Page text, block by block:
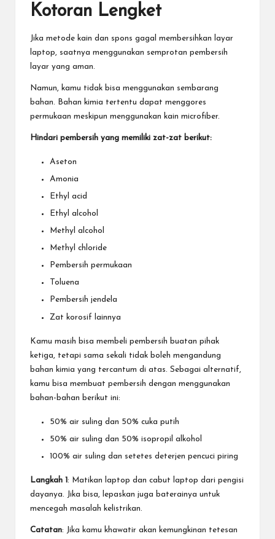
Kotoran Lengket
Jika metode kain dan spons gagal membersihkan layar
laptop, saatnya menggunakan semprotan pembersih
layar yang aman.
Namun, kamu tidak bisa menggunakan sembarang
bahan. Bahan kimia tertentu dapat menggores
permukaan meskipun menggunakan kain microfiber.
Hindari pembersih yang memiliki zat-zat berikut:
Aseton
Amonia
Ethyl acid
Ethyl alcohol
Methyl alcohol
Methyl chloride
Pembersih permukaan
Toluena
Pembersih jendela
Zat korosif lainnya
Kamu masih bisa membeli pembersih buatan pihak
ketiga, tetapi sama sekali tidak boleh mengandung
bahan kimia yang tercantum di atas. Sebagai alternatif,
kamu bisa membuat pembersih dengan menggunakan
bahan-bahan berikut ini:
50% air suling dan 50% cuka putih
50% air suling dan 50% isopropil alkohol
100% air suling dan setetes deterjen pencuci piring
Langkah 1 : Matikan laptop dan cabut laptop dari pengisi
dayanya. Jika bisa, lepaskan juga baterainya untuk
mencegah masalah kelistrikan.
Catatan: Jika kamu khawatir akan kemungkinan tetesan